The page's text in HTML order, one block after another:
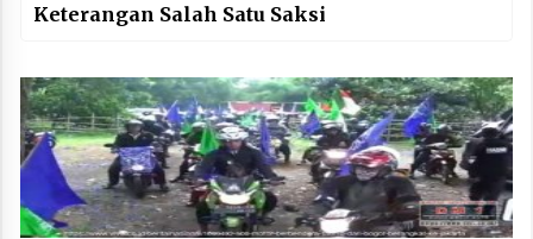
Keterangan Salah Satu Saksi